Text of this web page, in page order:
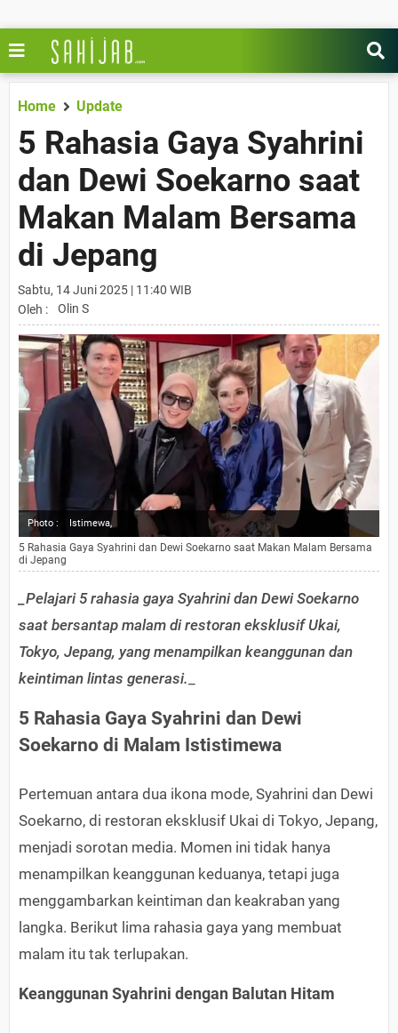
Home Update
5 Rahasia Gaya Syahrini
dan Dewi Soekarno saat
Makan Malam Bersama
di Jepang
Sabtu, 14 Juni 2025 | 11:40 WIB
Oleh :
Olin S
Photo : Istimewa,
5 Rahasia Gaya Syahrini dan Dewi Soekarno saat Makan Malam Bersama
di Jepang
_Pelajari 5 rahasia gaya Syahrini dan Dewi Soekarno
saat bersantap malam di restoran eksklusif Ukai,
Tokyo, Jepang, yang menampilkan keanggunan dan
keintiman lintas generasi.
5 Rahasia Gaya Syahrini dan Dewi
Soekarno di Malam Ististimewa
Pertemuan antara dua ikona mode, Syahrini dan Dewi
Soekarno, di restoran eksklusif Ukai di Tokyo, Jepang,
menjadi sorotan media. Momen ini tidak hanya
menampilkan keanggunan keduanya, tetapi juga
menggambarkan keintiman dan keakraban yang
langka. Berikut lima rahasia gaya yang membuat
malam itu tak terlupakan.
Keanggunan Syahrini dengan Balutan Hitam